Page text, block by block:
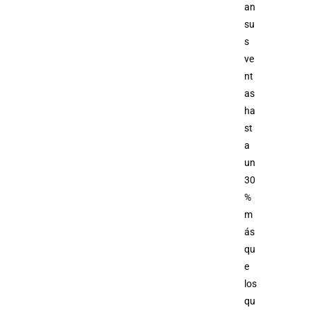
an
su
s
ve
nt
as
ha
st
a
un
30
%
m
ás
qu
e
los
qu